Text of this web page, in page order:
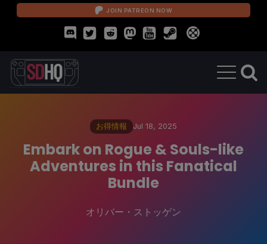
JOIN PATREON NOW
お得情報 Jul 18, 2025
Embark on Rogue & Souls-like
Adventures in this Fanatical
Bundle
オリバー・ストッゲン